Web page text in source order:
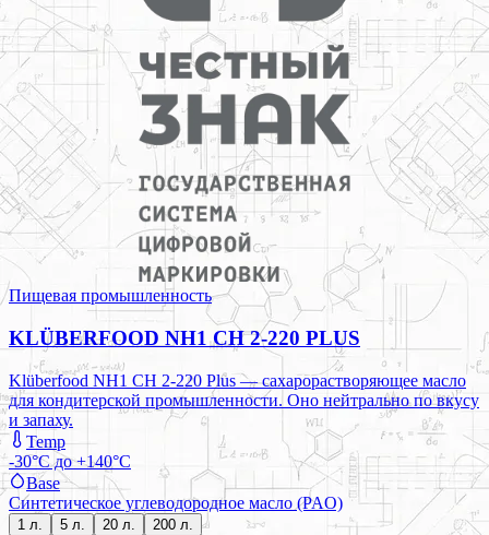
Пищевая промышленность
KLÜBERFOOD NH1 CH 2-220 PLUS
Klüberfood NH1 CH 2-220 Plus — сахарорастворяющее масло
для кондитерской промышленности. Оно нейтрально по вкусу
и запаху.
Temp
-30°C до +140°C
Base
Синтетическое углеводородное масло (PAO)
1 л. 5 л. 20 л. 200 л.